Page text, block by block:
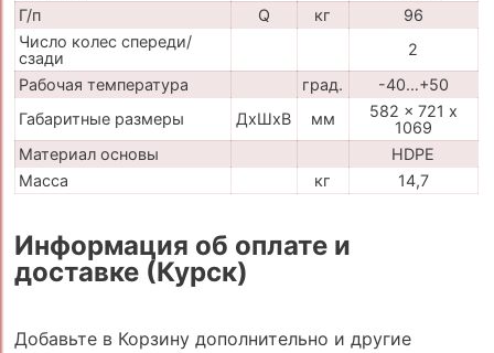
Г/п
Q кг
96
Число колес спереди/
сзади
2
Рабочая температура
град.
-40…+50
Габаритные размеры
ДхШхВ мм
582 x 721 x
1069
Материал основы
HDPE
Масса
кг 14,7
Информация об оплате и
доставке (Курск)
Добавьте в Корзину дополнительно и другие